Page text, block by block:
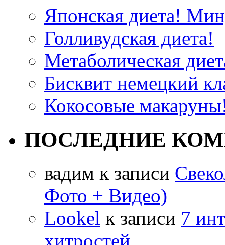
Японская диета!
Голливудская диета!
Метаболическая
Бисквит немецкий
Кокосовые
ПОСЛЕДНИЕ
вадим к записи
Фото + Видео)
Lookel к записи 7